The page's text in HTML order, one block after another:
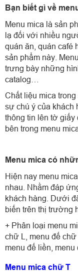
Bạn biết gì về
Menu mica là sản
lạ đối với nhiều
quán ăn, quán café
sản phẩm này.
trưng bày những
catalog…
Chất liệu mica
sự chú ý của khách
thông tin lên tờ
bên trong menu
Menu mica có
Hiện nay menu
nhau. Nhằm đáp
khách hàng. Dưới
biến trên thị trường
+ Phân loại menu
chữ L, menu đế chữ
menu đế liền, menu
Menu mica chữ T